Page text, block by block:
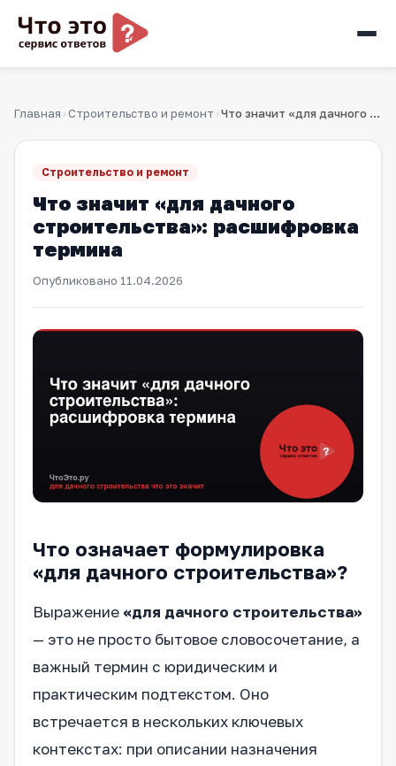
Главная › Строительство и ремонт › Что значит «для дачного строительства»: расшифровка термина
Строительство и ремонт
Что значит «для дачного
строительства»: расшифровка
термина
Опубликовано 11.04.2026
Что означает формулировка
«для дачного строительства»?
Выражение «для дачного строительства»
— это не просто бытовое словосочетание, а
важный термин с юридическим и
практическим подтекстом. Оно
встречается в нескольких ключевых
контекстах: при описании назначения